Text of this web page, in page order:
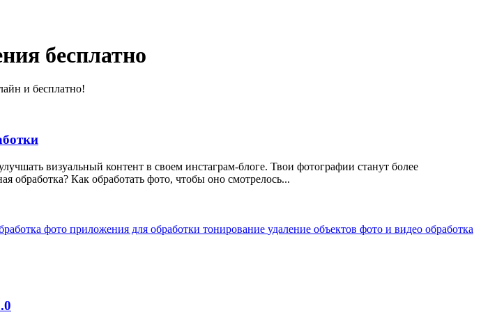
бесплатно
и бесплатно!
визуальный контент в своем инстаграм-блоге. Твои фотографии станут более
Как обработать фото, чтобы оно смотрелось...
фото приложения для обработки тонирование удаление объектов фото и видео обработка